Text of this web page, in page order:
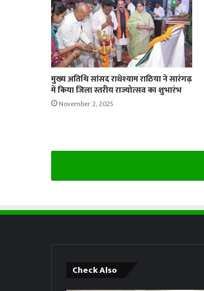
मुख्य अतिथि सांसद राधेश्याम राठिया ने सारंगढ़
में किया जिला स्तरीय राज्योत्सव का शुभारंभ
November 2, 2025
Check Also